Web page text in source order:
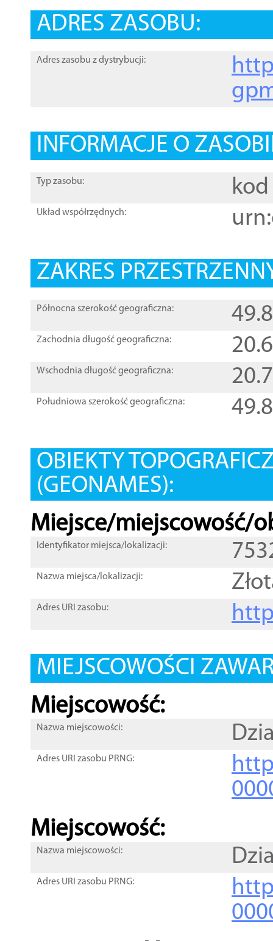
ADRES ZASOBU:
Adres zasobu z dystrybucji:
INFORMACJE O
Typ zasobu: kod
Układ współrzędnych:
ZAKRES
Północna szerokość geograficzna:
Zachodnia długość geograficzna:
Wschodnia długość geograficzna:
Południowa szerokość geograficzna:
OBIEKTY
(GEONAMES):
Miejsce/miejscowość/
Identyfikator miejsca/lokalizacji:
Nazwa miejsca/lokalizacji:
Adres URI zasobu:
MIEJSCOWOŚCI
Miejscowość:
Nazwa miejscowości:
Adres URI zasobu PRNG:
Miejscowość:
Nazwa miejscowości:
Adres URI zasobu PRNG: